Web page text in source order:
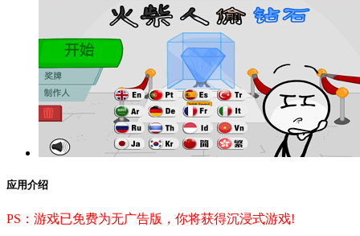
应用介绍
PS：游戏已免费为无广告版，你将获得沉浸式游戏!